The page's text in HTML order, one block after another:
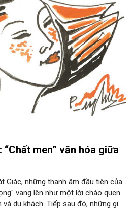
men” văn hóa giữa
Giác, những thanh âm đầu tiên của
vang lên như một lời chào quen
du khách. Tiếp sau đó, những giai